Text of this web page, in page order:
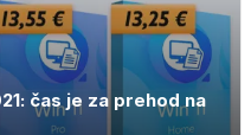
čas je za prehod na